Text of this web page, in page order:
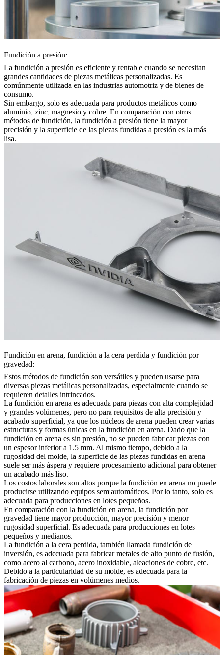
Fundición a presión:
La fundición a presión es eficiente y rentable cuando se necesitan
grandes cantidades de piezas metálicas personalizadas. Es
comúnmente utilizada en las industrias automotriz y de bienes de
consumo.
Sin embargo, solo es adecuada para productos metálicos como
aluminio, zinc, magnesio y cobre. En comparación con otros
métodos de fundición, la fundición a presión tiene la mayor
precisión y la superficie de las piezas fundidas a presión es la más
lisa.
Fundición en arena, fundición a la cera perdida y fundición por
gravedad:
Estos métodos de fundición son versátiles y pueden usarse para
diversas piezas metálicas personalizadas, especialmente cuando se
requieren detalles intrincados.
La fundición en arena es adecuada para piezas con alta complejidad
y grandes volúmenes, pero no para requisitos de alta precisión y
acabado superficial, ya que los núcleos de arena pueden crear varias
estructuras y formas únicas en la fundición en arena. Dado que la
fundición en arena es sin presión, no se pueden fabricar piezas con
un espesor inferior a 1.5 mm. Al mismo tiempo, debido a la
rugosidad del molde, la superficie de las piezas fundidas en arena
suele ser más áspera y requiere procesamiento adicional para obtener
un acabado más liso.
Los costos laborales son altos porque la fundición en arena no puede
producirse utilizando equipos semiautomáticos. Por lo tanto, solo es
adecuada para producciones en lotes pequeños.
En comparación con la fundición en arena, la fundición por
gravedad tiene mayor producción, mayor precisión y menor
rugosidad superficial. Es adecuada para producciones en lotes
pequeños y medianos.
La fundición a la cera perdida, también llamada fundición de
inversión, es adecuada para fabricar metales de alto punto de fusión,
como acero al carbono, acero inoxidable, aleaciones de cobre, etc.
Debido a la particularidad de su molde, es adecuada para la
fabricación de piezas en volúmenes medios.